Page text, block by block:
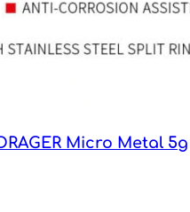
Micro Metal 5g